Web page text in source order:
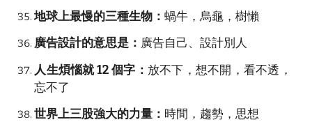
地球上最慢的三種生物：蝸牛，烏龜，樹懶
廣告設計的意思是： 廣告自己、設計別人
人生煩惱就 12 個字： 放不下，想不開，看不透，
忘不了
世界上三股強大的力量： 時間，趨勢，思想